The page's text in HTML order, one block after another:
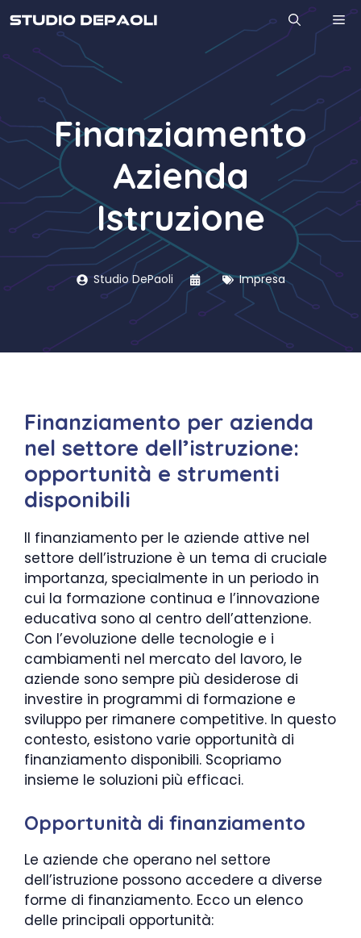
al
contenuto
Finanziamento
Azienda
Istruzione
Studio DePaoli Impresa
Finanziamento per azienda
nel settore dell’istruzione:
opportunità e strumenti
disponibili
Il finanziamento per le aziende attive nel
settore dell’istruzione è un tema di cruciale
importanza, specialmente in un periodo in
cui la formazione continua e l’innovazione
educativa sono al centro dell’attenzione.
Con l’evoluzione delle tecnologie e i
cambiamenti nel mercato del lavoro, le
aziende sono sempre più desiderose di
investire in programmi di formazione e
sviluppo per rimanere competitive. In questo
contesto, esistono varie opportunità di
finanziamento disponibili. Scopriamo
insieme le soluzioni più efficaci.
Opportunità di finanziamento
Le aziende che operano nel settore
dell’istruzione possono accedere a diverse
forme di finanziamento. Ecco un elenco
delle principali opportunità: